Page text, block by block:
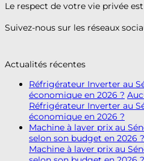
Le respect de votre vie privée
Suivez-nous sur les réseaux
Actualités récentes
Réfrigérateur Inverter au
économique en 2026 ?
Réfrigérateur Inverter au
économique en 2026 ?
Machine à laver prix au
selon son budget en 2026 ?
Machine à laver prix au